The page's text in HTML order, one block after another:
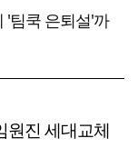
'팀쿡 은퇴설'까
원진 세대교체